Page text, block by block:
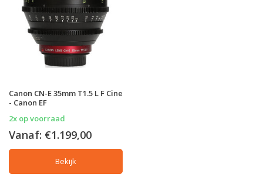
Canon CN-E 35mm T1.5 L F Cine
- Canon EF
2x op voorraad
Vanaf: €1.199,00
Bekijk